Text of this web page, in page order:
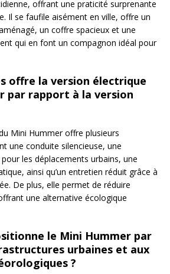
offrant une praticité surprenante
Il se faufile aisément en ville, offre un
un coffre spacieux et une
qui en font un compagnon idéal pour
offre la version électrique
par rapport à la version
Mini Hummer offre plusieurs
une conduite silencieuse, une
les déplacements urbains, une
ainsi qu’un entretien réduit grâce à
De plus, elle permet de réduire
une alternative écologique
le Mini Hummer par
urbaines et aux
?